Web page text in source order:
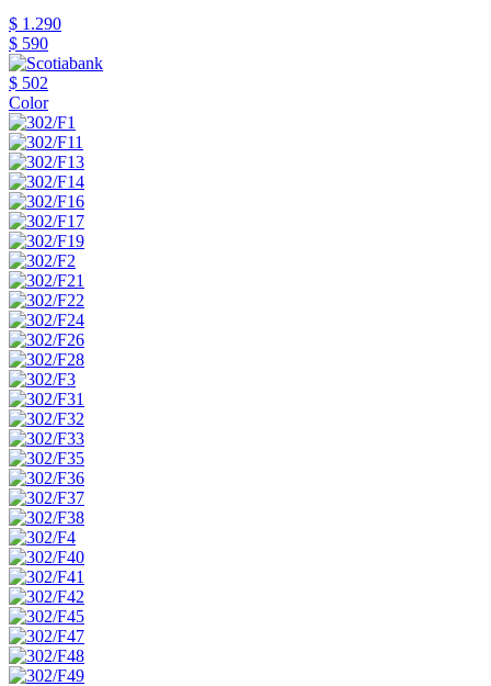
$ 1.290
$ 590
$ 502
Color